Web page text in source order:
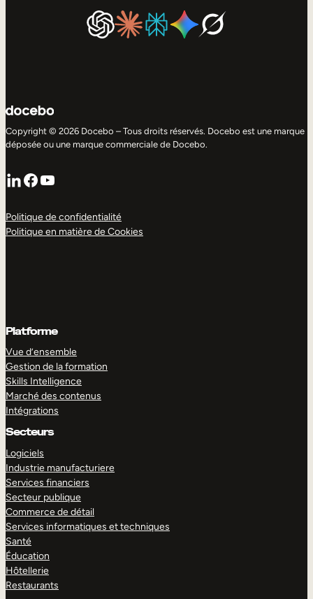
Copyright © 2026 Docebo – Tous droits réservés. Docebo est une marque
déposée ou une marque commerciale de Docebo.
LinkedIn
Facebook
YouTube
Politique de confidentialité
Politique en matière de Cookies
Platforme
Vue d’ensemble
Gestion de la formation
Skills Intelligence
Marché des contenus
Intégrations
Secteurs
Logiciels
Industrie manufacturiere
Services financiers
Secteur publique
Commerce de détail
Services informatiques et techniques
Santé
Éducation
Hôtellerie
Restaurants